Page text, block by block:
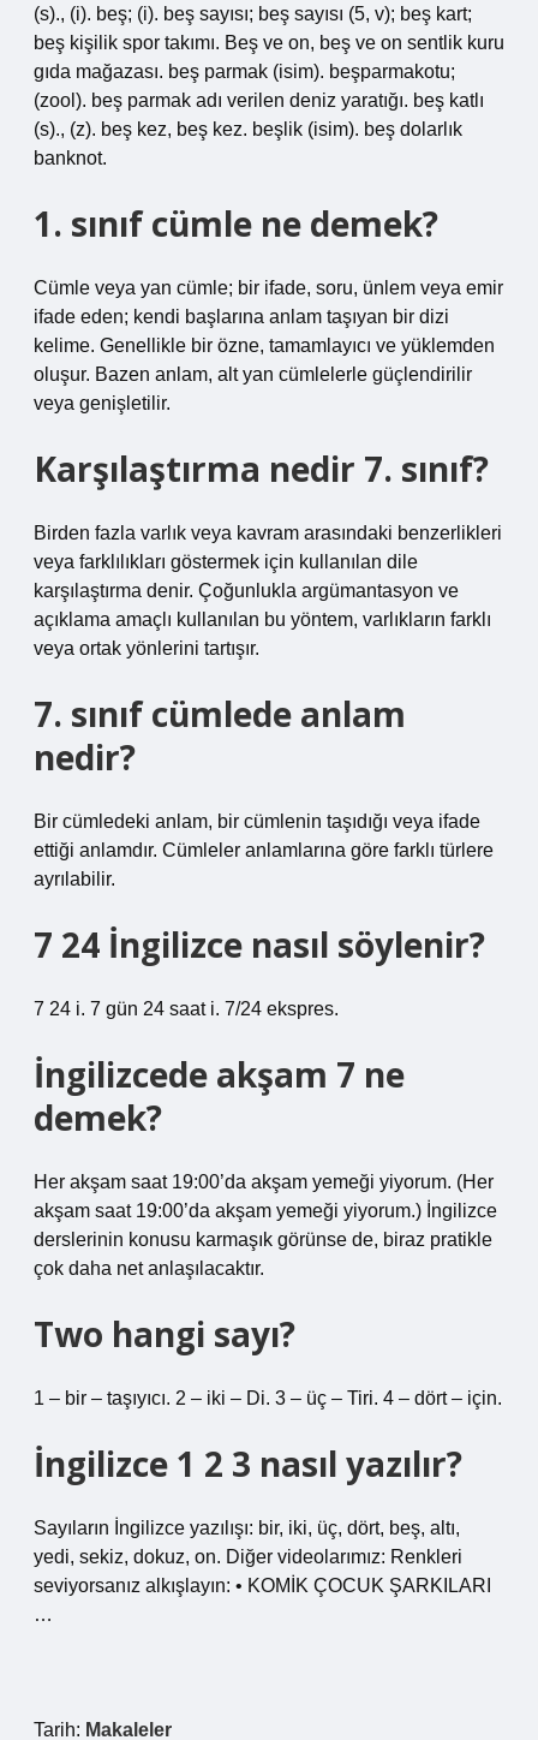
(s)., (i). beş; (i). beş sayısı; beş sayısı (5, v); beş kart;
beş kişilik spor takımı. Beş ve on, beş ve on sentlik kuru
gıda mağazası. beş parmak (isim). beşparmakotu;
(zool). beş parmak adı verilen deniz yaratığı. beş katlı
(s)., (z). beş kez, beş kez. beşlik (isim). beş dolarlık
banknot.
1. sınıf cümle ne demek?
Cümle veya yan cümle; bir ifade, soru, ünlem veya emir
ifade eden; kendi başlarına anlam taşıyan bir dizi
kelime. Genellikle bir özne, tamamlayıcı ve yüklemden
oluşur. Bazen anlam, alt yan cümlelerle güçlendirilir
veya genişletilir.
Karşılaştırma nedir 7. sınıf?
Birden fazla varlık veya kavram arasındaki benzerlikleri
veya farklılıkları göstermek için kullanılan dile
karşılaştırma denir. Çoğunlukla argümantasyon ve
açıklama amaçlı kullanılan bu yöntem, varlıkların farklı
veya ortak yönlerini tartışır.
7. sınıf cümlede anlam
nedir?
Bir cümledeki anlam, bir cümlenin taşıdığı veya ifade
ettiği anlamdır. Cümleler anlamlarına göre farklı türlere
ayrılabilir.
7 24 İngilizce nasıl söylenir?
7 24 i. 7 gün 24 saat i. 7/24 ekspres.
İngilizcede akşam 7 ne
demek?
Her akşam saat 19:00’da akşam yemeği yiyorum. (Her
akşam saat 19:00’da akşam yemeği yiyorum.) İngilizce
derslerinin konusu karmaşık görünse de, biraz pratikle
çok daha net anlaşılacaktır.
Two hangi sayı?
1 – bir – taşıyıcı. 2 – iki – Di. 3 – üç – Tiri. 4 – dört – için.
İngilizce 1 2 3 nasıl yazılır?
Sayıların İngilizce yazılışı: bir, iki, üç, dört, beş, altı,
yedi, sekiz, dokuz, on. Diğer videolarımız: Renkleri
seviyorsanız alkışlayın: • KOMİK ÇOCUK ŞARKILARI
…
Tarih: Makaleler